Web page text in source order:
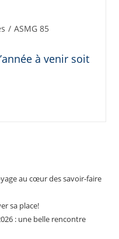
/ ASMG 85
à venir soit
au cœur des savoir-faire
sa place!
: une belle rencontre